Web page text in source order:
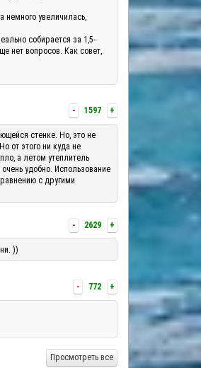
немного увеличилась,
собирается за 1,5-
нет вопросов. Как совет,
- 1597 +
стенке. Но, это не
от этого ни куда не
а летом утеплитель
удобно. Использование
с другими
- 2629 +
))
- 772 +
Просмотреть все